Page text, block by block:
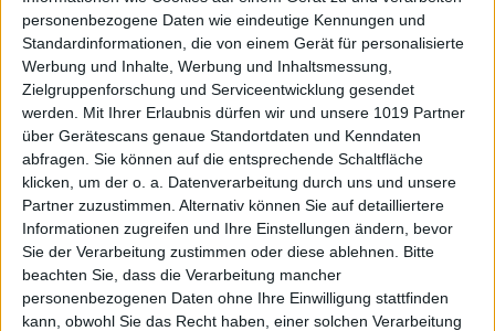
personenbezogene Daten wie eindeutige Kennungen und
Standardinformationen, die von einem Gerät für personalisierte
Werbung und Inhalte, Werbung und Inhaltsmessung,
Zielgruppenforschung und Serviceentwicklung gesendet
werden.
Mit Ihrer Erlaubnis dürfen wir und unsere 1019 Partner
über Gerätescans genaue Standortdaten und Kenndaten
abfragen. Sie können auf die entsprechende Schaltfläche
klicken, um der o. a. Datenverarbeitung durch uns und unsere
Partner zuzustimmen. Alternativ können Sie auf detailliertere
Informationen zugreifen und Ihre Einstellungen ändern, bevor
Sie der Verarbeitung zustimmen oder diese ablehnen.
Bitte
beachten Sie, dass die Verarbeitung mancher
personenbezogenen Daten ohne Ihre Einwilligung stattfinden
kann, obwohl Sie das Recht haben, einer solchen Verarbeitung